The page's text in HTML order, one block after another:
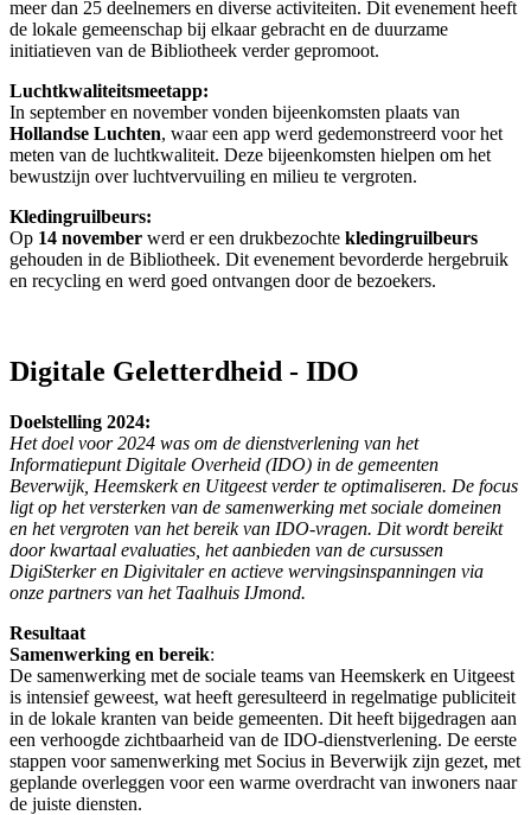
meer dan 25 deelnemers en diverse activiteiten. Dit evenement heeft
de lokale gemeenschap bij elkaar gebracht en de duurzame
initiatieven van de Bibliotheek verder gepromoot.
Luchtkwaliteitsmeetapp:
In september en november vonden bijeenkomsten plaats van
Hollandse Luchten, waar een app werd gedemonstreerd voor het
meten van de luchtkwaliteit. Deze bijeenkomsten hielpen om het
bewustzijn over luchtvervuiling en milieu te vergroten.
Kledingruilbeurs:
Op 14 november werd er een drukbezochte kledingruilbeurs
gehouden in de Bibliotheek. Dit evenement bevorderde hergebruik
en recycling en werd goed ontvangen door de bezoekers.
Digitale Geletterdheid - IDO
Doelstelling 2024:
Het doel voor 2024 was om de dienstverlening van het
Informatiepunt Digitale Overheid (IDO) in de gemeenten
Beverwijk, Heemskerk en Uitgeest verder te optimaliseren. De focus
ligt op het versterken van de samenwerking met sociale domeinen
en het vergroten van het bereik van IDO-vragen. Dit wordt bereikt
door kwartaal evaluaties, het aanbieden van de cursussen
DigiSterker en Digivitaler en actieve wervingsinspanningen via
onze partners van het Taalhuis IJmond.
Resultaat
Samenwerking en bereik:
De samenwerking met de sociale teams van Heemskerk en Uitgeest
is intensief geweest, wat heeft geresulteerd in regelmatige publiciteit
in de lokale kranten van beide gemeenten. Dit heeft bijgedragen aan
een verhoogde zichtbaarheid van de IDO-dienstverlening. De eerste
stappen voor samenwerking met Socius in Beverwijk zijn gezet, met
geplande overleggen voor een warme overdracht van inwoners naar
de juiste diensten.